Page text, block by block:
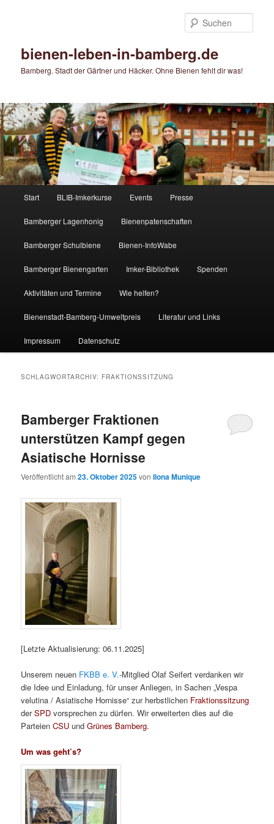
bienen-leben-in-bamberg.de
Bamberg. Stadt der Gärtner und Häcker. Ohne Bienen fehlt dir was!
Start BLIB-Imkerkurse Events Presse
Bamberger Lagenhonig Bienenpatenschaften
Bamberger Schulbiene Bienen-InfoWabe
Bamberger Bienengarten Imker-Bibliothek Spenden
Aktivitäten und Termine Wie helfen?
Bienenstadt-Bamberg-Umweltpreis Literatur und Links
Impressum Datenschutz
SCHLAGWORTARCHIV: FRAKTIONSSITZUNG
Bamberger Fraktionen
unterstützen Kampf gegen
Asiatische Hornisse
Veröffentlicht am23. Oktober 2025vonIlona Munique
[Letzte Aktualisierung: 06.11.2025]
Unserem neuen FKBB e. V.-Mitglied Olaf Seifert verdanken wir
die Idee und Einladung, für unser Anliegen, in Sachen „Vespa
velutina / Asiatische Hornisse“ zur herbstlichen Fraktionssitzung
derSPD vorsprechen zu dürfen. Wir erweiterten dies auf die
ParteienCSU undGrünes Bamberg.
Um was geht’s?